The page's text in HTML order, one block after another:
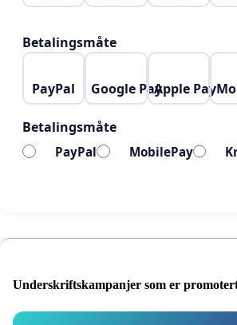
Betalingsmåte
PayPal Google PayApple Pay
Betalingsmåte
PayPal MobilePay
Underskriftskampanjer som er